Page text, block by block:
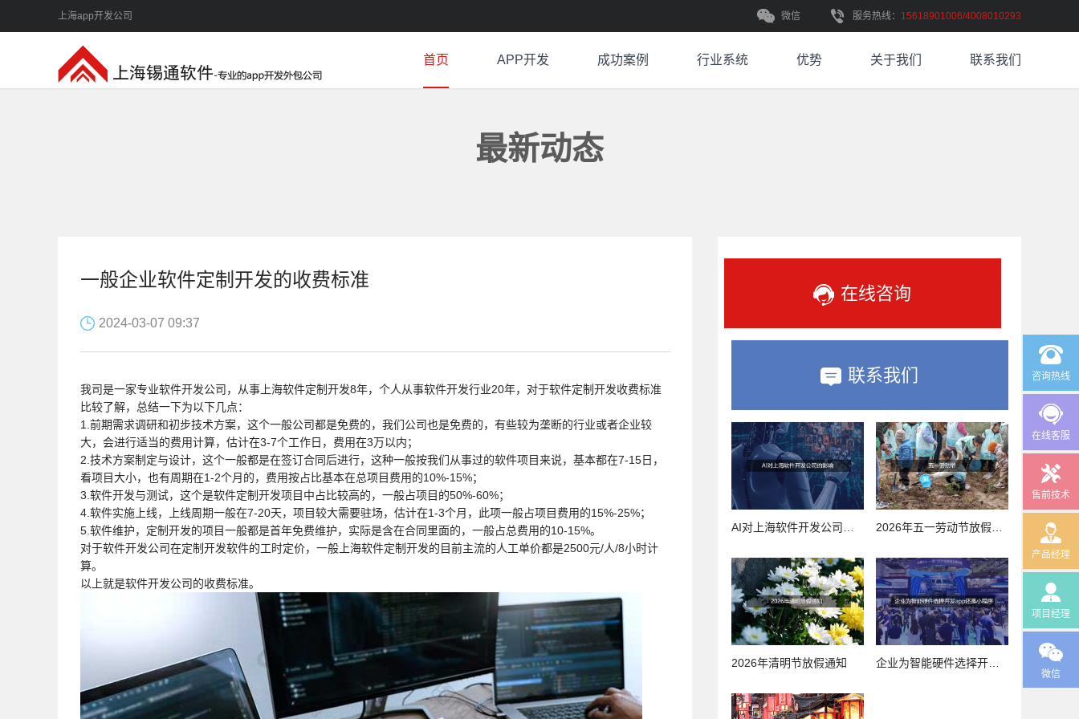
上海app开发公司 微信 服务热线： 15618901006/4008010293
首页 APP开发 成功案例 行业系统 优势 关于我们 联系我们
最新动态
一般企业软件定制开发的收费标准
2024-03-07 09:37
我司是一家专业软件开发公司，从事上海软件定制开发8年，个人从事软件开发行业20年，对于软件定制开发收费标准
比较了解，总结一下为以下几点：
1.前期需求调研和初步技术方案，这个一般公司都是免费的，我们公司也是免费的，有些较为垄断的行业或者企业较
大，会进行适当的费用计算，估计在3-7个工作日，费用在3万以内；
2.技术方案制定与设计，这个一般都是在签订合同后进行，这种一般按我们从事过的软件项目来说，基本都在7-15日，
看项目大小，也有周期在1-2个月的，费用按占比基本在总项目费用的10%-15%；
3.软件开发与测试，这个是软件定制开发项目中占比较高的，一般占项目的50%-60%；
4.软件实施上线，上线周期一般在7-20天，项目较大需要驻场，估计在1-3个月，此项一般占项目费用的15%-25%；
5.软件维护，定制开发的项目一般都是首年免费维护，实际是含在合同里面的，一般占总费用的10-15%。
对于软件开发公司在定制开发软件的工时定价，一般上海软件定制开发的目前主流的人工单价都是2500元/人/8小时计
算。
以上就是软件开发公司的收费标准。
在线咨询
联系我们
2026年清明节放假通知 企业为智能硬件选择开发app还是小程序
咨询热线
在线客服
售前技术
产品经理
项目经理
微信